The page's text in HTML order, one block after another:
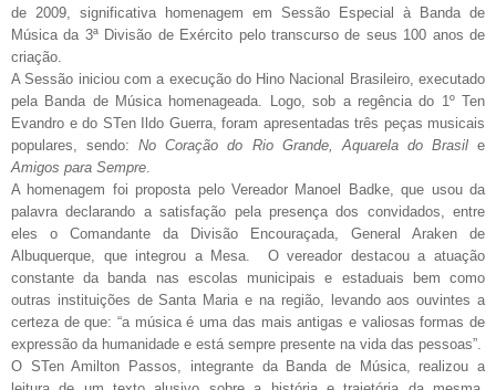
de 2009, significativa homenagem em Sessão Especial à Banda de
Música da 3ª Divisão de Exército pelo transcurso de seus 100 anos de
criação.
A Sessão iniciou com a execução do Hino Nacional Brasileiro, executado
pela Banda de Música homenageada. Logo, sob a regência do 1º Ten
Evandro e do STen Ildo Guerra, foram apresentadas três peças musicais
populares, sendo:No Coração do Rio Grande, Aquarela do Brasile
Amigos para Sempre
A homenagem foi proposta pelo Vereador Manoel Badke, que usou da
palavra declarando a satisfação pela presença dos convidados, entre
eles o Comandante da Divisão Encouraçada, General Araken de
Albuquerque, que integrou a Mesa. O vereador destacou a atuação
constante da banda nas escolas municipais e estaduais bem como
outras instituições de Santa Maria e na região, levando aos ouvintes a
certeza de que: “a música é uma das mais antigas e valiosas formas de
expressão da humanidade e está sempre presente na vida das pessoas”.
O STen Amilton Passos, integrante da Banda de Música, realizou a